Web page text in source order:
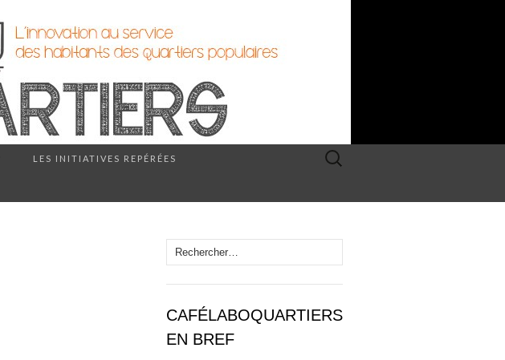
LES INITIATIVES REPÉRÉES Rechercher :
Rechercher :
CAFÉLABOQUARTIERS
EN BREF